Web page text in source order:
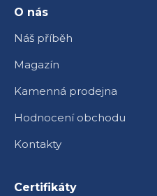
O nás
Náš příběh
Magazín
Kamenná prodejna
Hodnocení obchodu
Kontakty
Certifikáty